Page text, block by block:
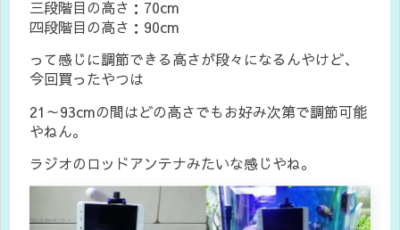
三段階目の高さ：70cm
四段階目の高さ：90cm
って感じに調節できる高さが段々になるんやけど、
今回買ったやつは
21～93cmの間はどの高さでもお好み次第で調節可能
やねん。
ラジオのロッドアンテナみたいな感じやね。